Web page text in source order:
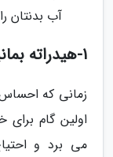
آب بدنتان
1-هیدراته بمانید
زمانی که
اولین گام
می برد و